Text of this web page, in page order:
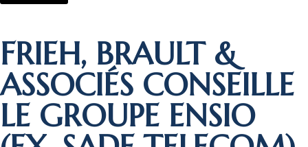
FRIEH, BRAULT &
ASSOCIÉS CONSEILLE
LE GROUPE ENSIO